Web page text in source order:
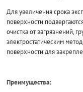
Для увеличения срока
поверхности
очистка от загрязнений,
электростатическим
поверхности для
Преимущества: